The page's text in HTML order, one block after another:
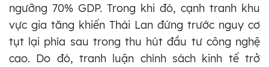
ngưỡng 70% GDP. Trong khi đó, cạnh tranh khu
vực gia tăng khiến Thái Lan đứng trước nguy cơ
tụt lại phía sau trong thu hút đầu tư công nghệ
cao. Do đó, tranh luận chính sách kinh tế trở